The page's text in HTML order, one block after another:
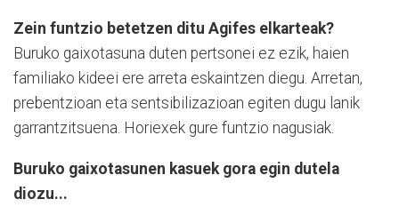
Zein funtzio betetzen ditu Agifes elkarteak?
Buruko gaixotasuna duten pertsonei ez ezik, haien
familiako kideei ere arreta eskaintzen diegu. Arretan,
prebentzioan eta sentsibilizazioan egiten dugu lanik
garrantzitsuena. Horiexek gure funtzio nagusiak.
Buruko gaixotasunen kasuek gora egin dutela
diozu...